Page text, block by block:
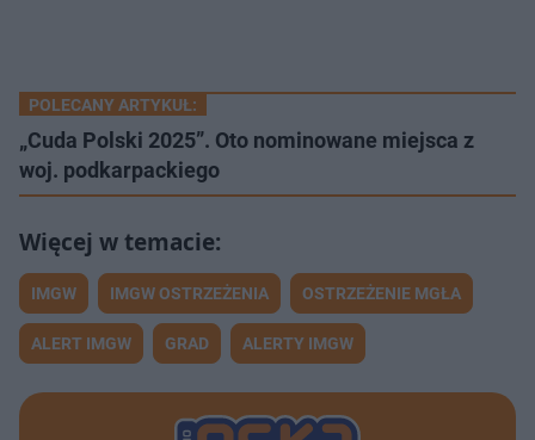
POLECANY ARTYKUŁ:
„Cuda Polski 2025”. Oto nominowane miejsca z
woj. podkarpackiego
IMGW IMGW OSTRZEŻENIA OSTRZEŻENIE MGŁA
ALERT IMGW GRAD ALERTY IMGW